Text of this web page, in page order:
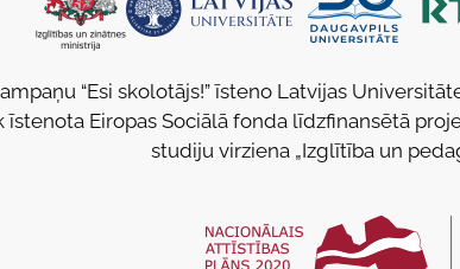
“Esi skolotājs!” īsteno Latvijas
īstenota Eiropas Sociālā fonda līdzfinansētā
studiju virziena „Izglītība un